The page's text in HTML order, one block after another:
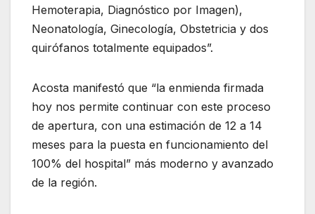
Hemoterapia, Diagnóstico por Imagen),
Neonatología, Ginecología, Obstetricia y dos
quirófanos totalmente equipados”.
Acosta manifestó que “la enmienda firmada
hoy nos permite continuar con este proceso
de apertura, con una estimación de 12 a 14
meses para la puesta en funcionamiento del
100% del hospital” más moderno y avanzado
de la región.